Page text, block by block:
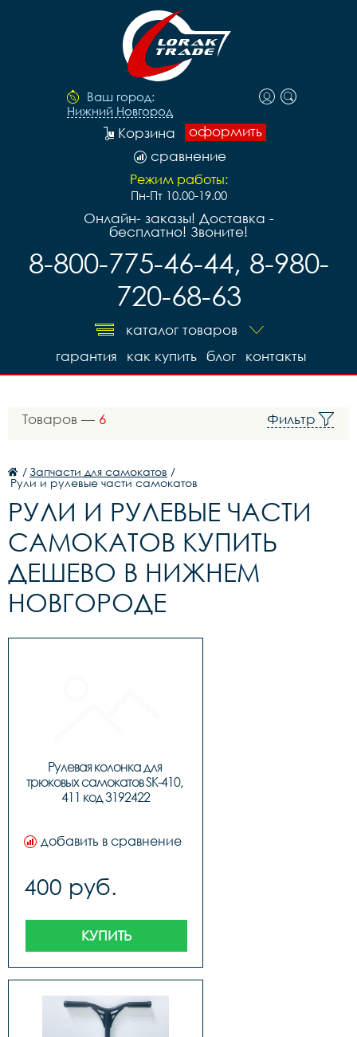
Ваш город:
Нижний Новгород
оформить
Корзина
сравнение
Режим работы:
Пн-Пт 10.00-19.00
Онлайн- заказы! Доставка -
бесплатно! Звоните!
8-800-775-46-44, 8-980-
720-68-63
каталог товаров
контакты
блог
как купить
гарантия
Товаров — 6 Фильтр
/ Запчасти для самокатов /
Рули и рулевые части самокатов
РУЛИ И РУЛЕВЫЕ ЧАСТИ
САМОКАТОВ КУПИТЬ
ДЕШЕВО В НИЖНЕМ
НОВГОРОДЕ
Рулевая колонка для
трюковых самокатов SK-410,
411 код 3192422
добавить в сравнение
400 руб.
КУПИТЬ